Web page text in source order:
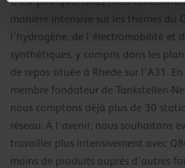
manière intensive sur les thèmes du
l’hydrogène, de l’électromobilité et
synthétiques, y compris dans les
de repos située à Rhede sur l’A31.
membre fondateur de Tankstellen-
nous comptons déjà plus de 30
réseau. À l’avenir, nous souhaitons
travailler plus intensivement avec
moins de produits auprès d’autres